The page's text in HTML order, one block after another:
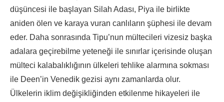
düşüncesi ile başlayan Silah Adası, Piya ile birlikte
aniden ölen ve karaya vuran canlıların şüphesi ile devam
eder. Daha sonrasında Tipu’nun mültecileri vizesiz başka
adalara geçirebilme yeteneği ile sınırlar içerisinde oluşan
mülteci kalabalıklığının ülkeleri tehlike alarmına sokması
ile Deen’in Venedik gezisi aynı zamanlarda olur.
Ülkelerin iklim değişikliğinden etkilenme hikayeleri ile